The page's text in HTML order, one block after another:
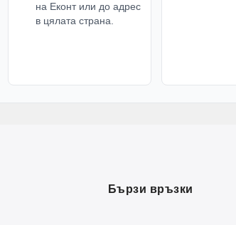
на Еконт или до адрес
в цялата страна.
Бързи връзки